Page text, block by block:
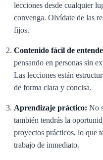
lecciones desde cualquier
convenga. Olvídate de las
fijos.
Contenido fácil de
pensando en personas sin
Las lecciones están
de forma clara y concisa.
Aprendizaje práctico: No
también tendrás la
proyectos prácticos, lo que
trabajo de inmediato.